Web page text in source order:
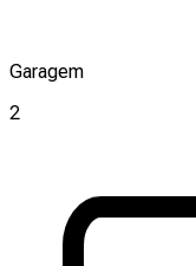
Garagem
2